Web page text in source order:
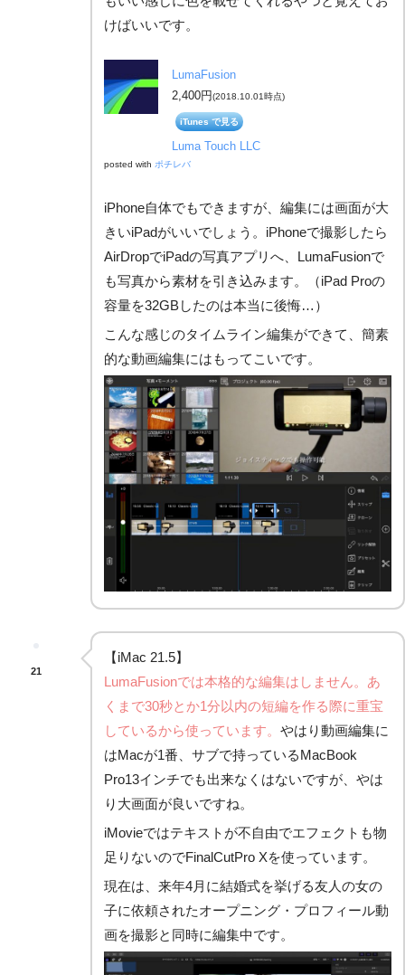
けばいいです。
LumaFusion
2,400円(2018.10.01時点)
iTunes で見る
Luma Touch LLC
posted with ポチレバ
iPhone自体でもできますが、編集には画面が大
きいiPadがいいでしょう。iPhoneで撮影したら
AirDropでiPadの写真アプリへ、LumaFusionで
も写真から素材を引き込みます。（iPad Proの
容量を32GBしたのは本当に後悔…）
こんな感じのタイムライン編集ができて、簡素
的な動画編集にはもってこいです。
21
【iMac 21.5】
LumaFusionでは本格的な編集はしません。あ
くまで30秒とか1分以内の短編を作る際に重宝
しているから使っています。 やはり動画編集に
はMacが1番、サブで持っているMacBook
Pro13インチでも出来なくはないですが、やは
り大画面が良いですね。
iMovieではテキストが不自由でエフェクトも物
足りないのでFinalCutPro Xを使っています。
現在は、来年4月に結婚式を挙げる友人の女の
子に依頼されたオープニング・プロフィール動
画を撮影と同時に編集中です。